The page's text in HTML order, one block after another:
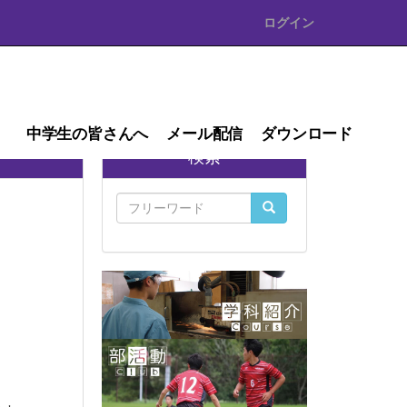
ログイン
中学生の皆さんへ メール配信 ダウンロード
検索